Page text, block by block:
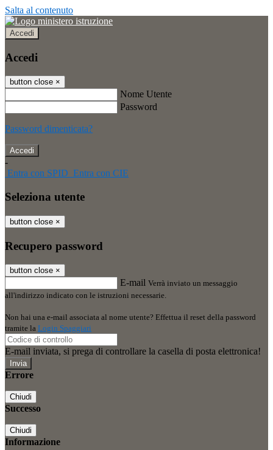
Salta al contenuto
Accedi
Accedi
button close ×
Nome Utente
Password
Password dimenticata?
-
Entra con SPID Entra con CIE
Seleziona utente
button close ×
Recupero password
button close ×
E-mail Verrà inviato un messaggio
all'indirizzo indicato con le istruzioni necessarie.
Non hai una e-mail associata al nome utente? Effettua il reset della password
tramite la Login Spaggiari
E-mail inviata, si prega di controllare la casella di posta elettronica!
Errore
Chiudi
Successo
Chiudi
Informazione